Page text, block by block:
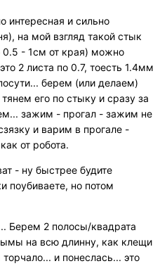
интересная и сильно
на мой взгляд такой стык
0.5 - 1см от края) можно
2 листа по 0.7, тоесть 1.4мм
берем (или делаем)
его по стыку и сразу за
зажим - прогал - зажим не
и варим в прогале -
от робота.
- ну быстрее будите
поубиваете, но потом
Берем 2 полосы/квадрата
на всю длинну, как клещи
и понеслась... это